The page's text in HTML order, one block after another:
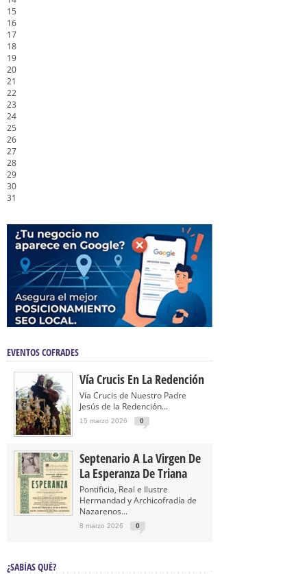
15
16
17
18
19
20
21
22
23
24
25
26
27
28
29
30
31
EVENTOS COFRADES
Vía Crucis En La Redención
Vía Crucis de Nuestro Padre
Jesús de la Redención...
15 marzo 2026 0
Septenario A La Virgen De
La Esperanza De Triana
Pontificia, Real e Ilustre
Hermandad y Archicofradía de
Nazarenos...
8 marzo 2026 0
¿SABÍAS QUÉ?